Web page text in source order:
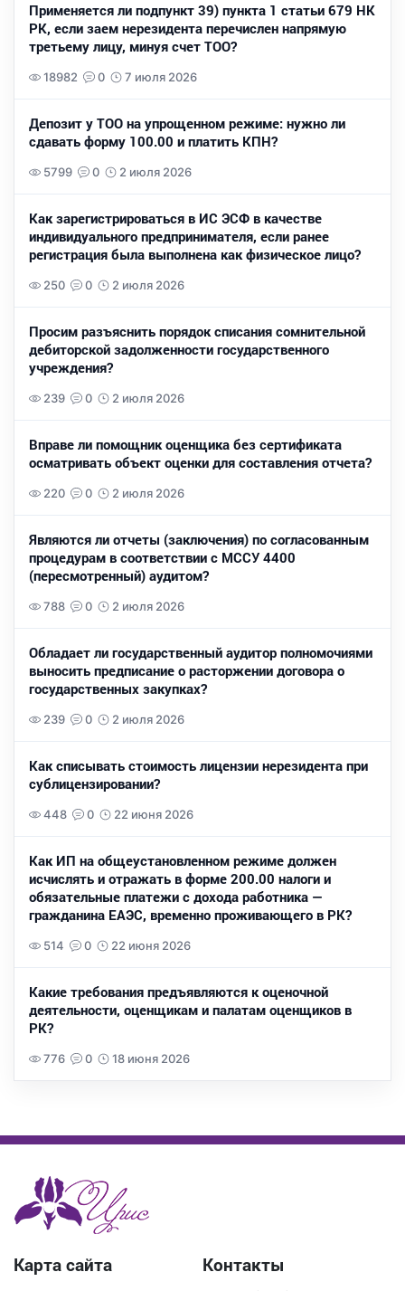
Применяется ли подпункт 39) пункта 1 статьи 679 НК
РК, если заем нерезидента перечислен напрямую
третьему лицу, минуя счет ТОО?
18982 0 7 июля 2026
Депозит у ТОО на упрощенном режиме: нужно ли
сдавать форму 100.00 и платить КПН?
5799 0 2 июля 2026
Как зарегистрироваться в ИС ЭСФ в качестве
индивидуального предпринимателя, если ранее
регистрация была выполнена как физическое лицо?
250 0 2 июля 2026
Просим разъяснить порядок списания сомнительной
дебиторской задолженности государственного
учреждения?
239 0 2 июля 2026
Вправе ли помощник оценщика без сертификата
осматривать объект оценки для составления отчета?
220 0 2 июля 2026
Являются ли отчеты (заключения) по согласованным
процедурам в соответствии с МССУ 4400
(пересмотренный) аудитом?
788 0 2 июля 2026
Обладает ли государственный аудитор полномочиями
выносить предписание о расторжении договора о
государственных закупках?
239 0 2 июля 2026
Как списывать стоимость лицензии нерезидента при
сублицензировании?
448 0 22 июня 2026
Как ИП на общеустановленном режиме должен
исчислять и отражать в форме 200.00 налоги и
обязательные платежи с дохода работника —
гражданина ЕАЭС, временно проживающего в РК?
514 0 22 июня 2026
Какие требования предъявляются к оценочной
деятельности, оценщикам и палатам оценщиков в
РК?
776 0 18 июня 2026
Карта сайта Контакты